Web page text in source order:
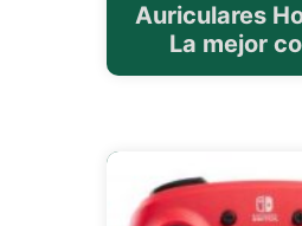
Auriculares
La mejor